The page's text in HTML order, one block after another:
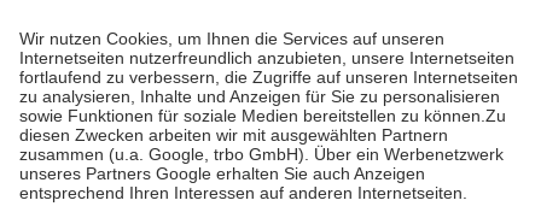
Grundsätzlich leisten Mitglieder Zuzahlungen in Höhe von zehn
Prozent des Abgabepreises,mindestensjedochfünf Euround
höchstens zehn Euro.Es sind jedoch nie mehr als die
tatsächlichen Kosten der Leistung zu entrichten.
Diese Regeln gelten grundsätzlich auch für Online-Apotheken.
Bei Heilmitteln und häuslicher Krankenpflege beträgt die
Zuzahlung zehn Prozent der Kosten sowie zehn Euro je